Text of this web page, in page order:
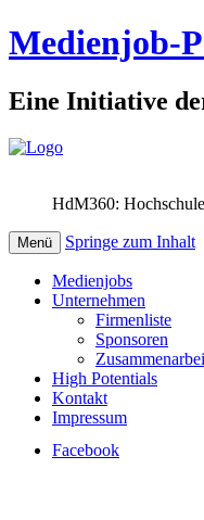
Medienjob-
Eine Initiative
HdM360:
Menü Springe zum Inhalt
Medienjobs
Unternehmen
Firmenliste
Sponsoren
High Potentials
Kontakt
Impressum
Facebook